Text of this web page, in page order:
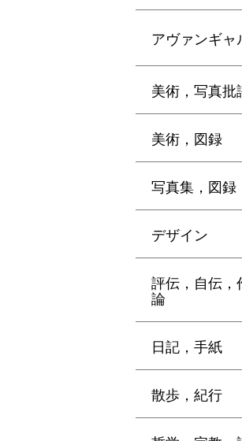
アヴァンギャ
美術，写真批
美術，図録
写真集，図録
デザイン
評伝，自伝，
論
日記，手紙
散歩，紀行